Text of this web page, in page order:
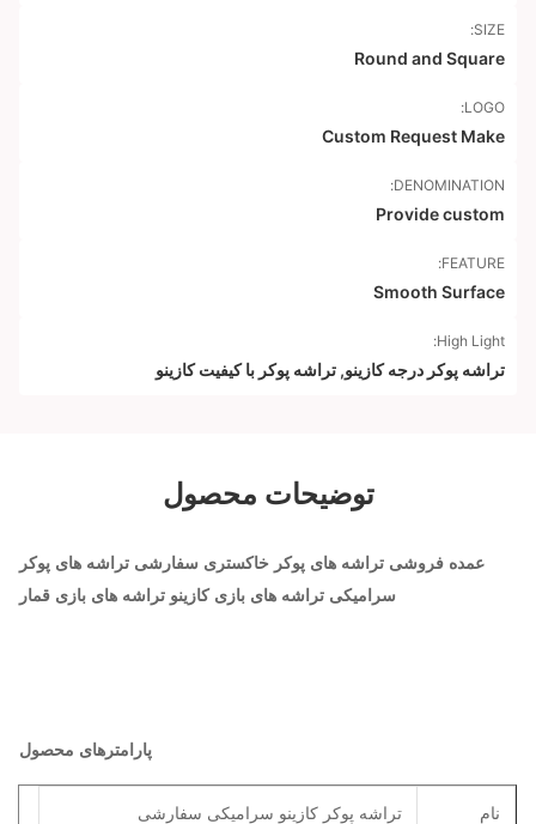
SIZE:
Round and Square
LOGO:
Custom Request Make
DENOMINATION:
Provide custom
FEATURE:
Smooth Surface
High Light:
تراشه پوکر درجه کازینو, تراشه پوکر با کیفیت کازینو
توضیحات محصول
عمده فروشی تراشه های پوکر خاکستری سفارشی تراشه های پوکر
سرامیکی تراشه های بازی کازینو تراشه های بازی قمار
پارامترهای محصول
نام تراشه پوکر کازینو سرامیکی سفارشی